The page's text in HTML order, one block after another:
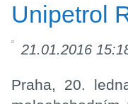
Unipetrol
21.01.2016
​Praha, 20.